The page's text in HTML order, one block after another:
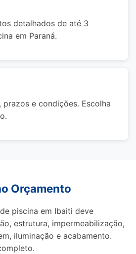
detalhados de até 3
em Paraná.
prazos e condições. Escolha
Orçamento
piscina em Ibaiti deve
estrutura, impermeabilização,
iluminação e acabamento.